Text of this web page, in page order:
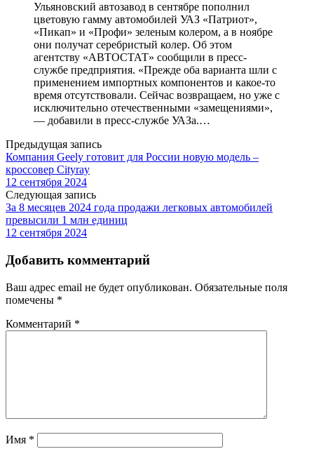
Ульяновский автозавод в сентябре пополнил
цветовую гамму автомобилей УАЗ «Патриот»,
«Пикап» и «Профи» зеленым колером, а в ноябре
они получат серебристый колер. Об этом
агентству «АВТОСТАТ» сообщили в пресс-
службе предприятия. «Прежде оба варианта шли с
применением импортных компонентов и какое-то
время отсутствовали. Сейчас возвращаем, но уже с
исключительно отечественными «замещениями»,
— добавили в пресс-службе УАЗа.…
Предыдущая запись
Компания Geely готовит для России новую модель –
кроссовер Cityray
12 сентября 2024
Следующая запись
За 8 месяцев 2024 года продажи легковых автомобилей
превысили 1 млн единиц
12 сентября 2024
Добавить комментарий
Ваш адрес email не будет опубликован. Обязательные поля
помечены *
Комментарий *
Имя *